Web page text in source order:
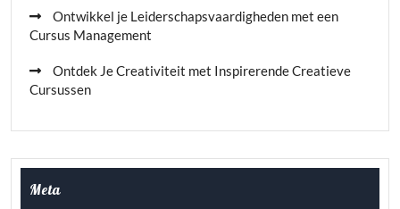
Ontwikkel je Leiderschapsvaardigheden met een
Cursus Management
Ontdek Je Creativiteit met Inspirerende Creatieve
Cursussen
Meta